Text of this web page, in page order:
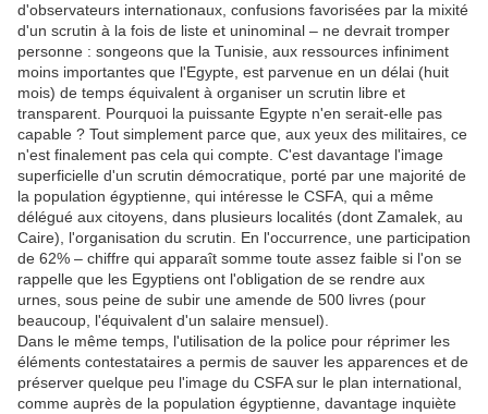
d'observateurs internationaux, confusions favorisées par la mixité
d'un scrutin à la fois de liste et uninominal – ne devrait tromper
personne : songeons que la Tunisie, aux ressources infiniment
moins importantes que l'Egypte, est parvenue en un délai (huit
mois) de temps équivalent à organiser un scrutin libre et
transparent. Pourquoi la puissante Egypte n'en serait-elle pas
capable ? Tout simplement parce que, aux yeux des militaires, ce
n'est finalement pas cela qui compte. C'est davantage l'image
superficielle d'un scrutin démocratique, porté par une majorité de
la population égyptienne, qui intéresse le CSFA, qui a même
délégué aux citoyens, dans plusieurs localités (dont Zamalek, au
Caire), l'organisation du scrutin. En l'occurrence, une participation
de 62% – chiffre qui apparaît somme toute assez faible si l'on se
rappelle que les Egyptiens ont l'obligation de se rendre aux
urnes, sous peine de subir une amende de 500 livres (pour
beaucoup, l'équivalent d'un salaire mensuel).
Dans le même temps, l'utilisation de la police pour réprimer les
éléments contestataires a permis de sauver les apparences et de
préserver quelque peu l'image du CSFA sur le plan international,
comme auprès de la population égyptienne, davantage inquiète